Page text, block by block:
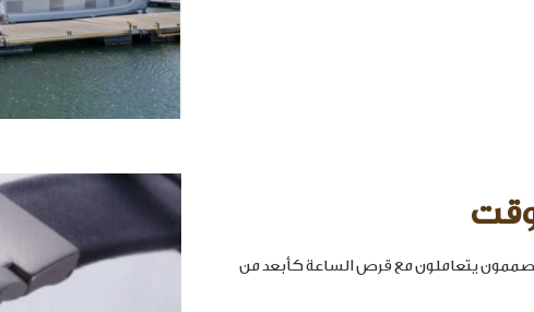
يتعاملون مع قرص الساعة كأبعد من